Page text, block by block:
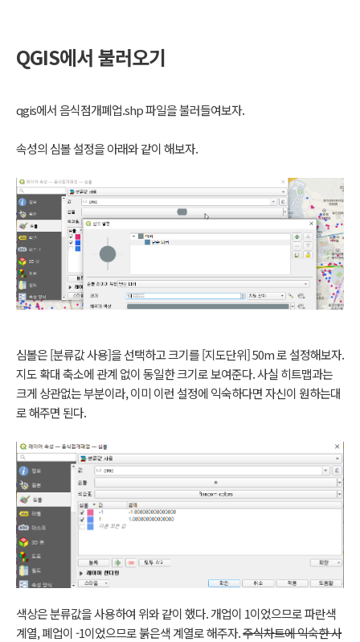
QGIS에서 불러오기
qgis에서 음식점개폐업.shp 파일을 불러들여보자.
속성의 심볼 설정을 아래와 같이 해보자.
심볼은 [분류값 사용]을 선택하고 크기를 [지도단위] 50m 로 설정해보자.
지도 확대 축소에 관계 없이 동일한 크기로 보여준다. 사실 히트맵과는
크게 상관없는 부분이라, 이미 이런 설정에 익숙하다면 자신이 원하는대
로 해주면 된다.
색상은 분류값을 사용하여 위와 같이 했다. 개업이 1이었으므로 파란색
계열, 폐업이 -1이었으므로 붉은색 계열로 해주자.주식차트에 익숙한 사